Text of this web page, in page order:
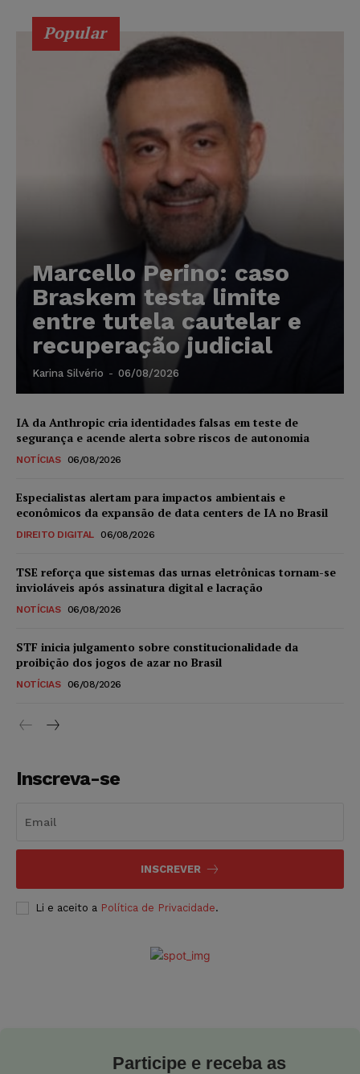
Popular
Marcello Perino: caso
Braskem testa limite
entre tutela cautelar e
recuperação judicial
Karina Silvério - 06/08/2026
IA da Anthropic cria identidades falsas em teste de
segurança e acende alerta sobre riscos de autonomia
NOTÍCIAS 06/08/2026
Especialistas alertam para impactos ambientais e
econômicos da expansão de data centers de IA no Brasil
DIREITO DIGITAL 06/08/2026
TSE reforça que sistemas das urnas eletrônicas tornam-se
invioláveis após assinatura digital e lacração
NOTÍCIAS 06/08/2026
STF inicia julgamento sobre constitucionalidade da
proibição dos jogos de azar no Brasil
NOTÍCIAS 06/08/2026
Inscreva-se
INSCREVER
Li e aceito a Política de Privacidade.
Participe e receba as